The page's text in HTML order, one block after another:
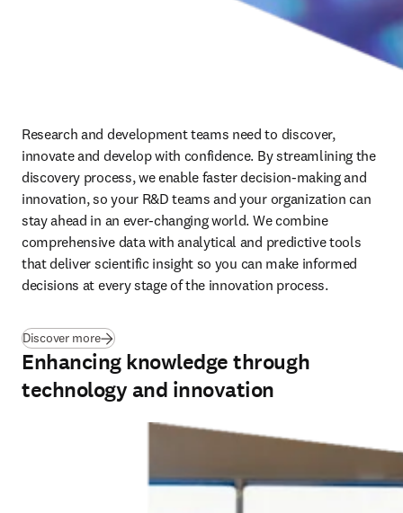
Research and development teams need to discover,
innovate and develop with confidence. By streamlining the
discovery process, we enable faster decision-making and
innovation, so your R&D teams and your organization can
stay ahead in an ever-changing world. We combine
comprehensive data with analytical and predictive tools
that deliver scientific insight so you can make informed
decisions at every stage of the innovation process.
Discover more(se abre en una nueva pestaña/ventana
Enhancing knowledge through
technology and innovation